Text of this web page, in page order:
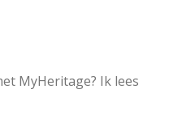
MyHeritage? Ik lees